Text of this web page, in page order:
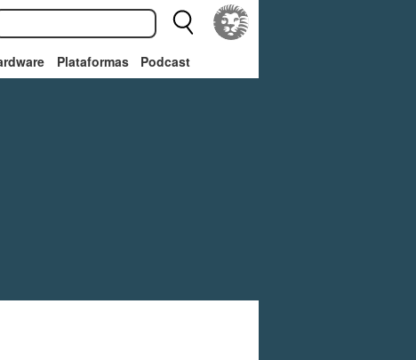
Plataformas Podcast